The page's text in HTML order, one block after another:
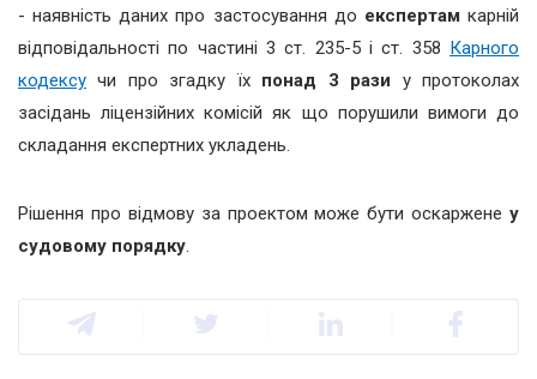
- наявність даних про застосування до експертам карній
відповідальності по частині 3 ст. 235-5 і ст. 358 Карного
кодексу чи про згадку їх понад 3 рази у протоколах
засідань ліцензійних комісій як що порушили вимоги до
складання експертних укладень.
Рішення про відмову за проектом може бути оскаржене у
судовому порядку.